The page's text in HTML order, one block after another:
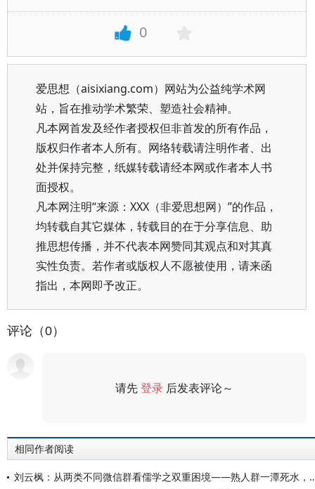
0
爱思想（aisixiang.com）网站为公益纯学术网
站，旨在推动学术繁荣、塑造社会精神。
凡本网首发及经作者授权但非首发的所有作品，
版权归作者本人所有。网络转载请注明作者、出
处并保持完整，纸媒转载请经本网或作者本人书
面授权。
凡本网注明“来源：XXX（非爱思想网）”的作品，
均转载自其它媒体，转载目的在于分享信息、助
推思想传播，并不代表本网赞同其观点和对其真
实性负责。若作者或版权人不愿被使用，请来函
指出，本网即予改正。
评论（0）
请先登录 后发表评论～
相同作者阅读
刘云枫：从两类不同微信群看儒